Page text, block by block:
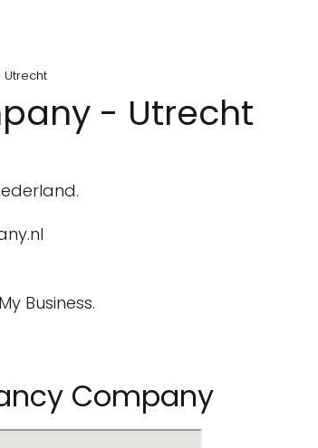
Utrecht
- Utrecht
Business.
Company